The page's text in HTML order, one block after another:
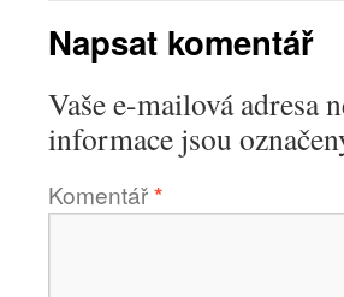
Napsat komentář
Vaše e-mailová adresa
informace jsou
Komentář*